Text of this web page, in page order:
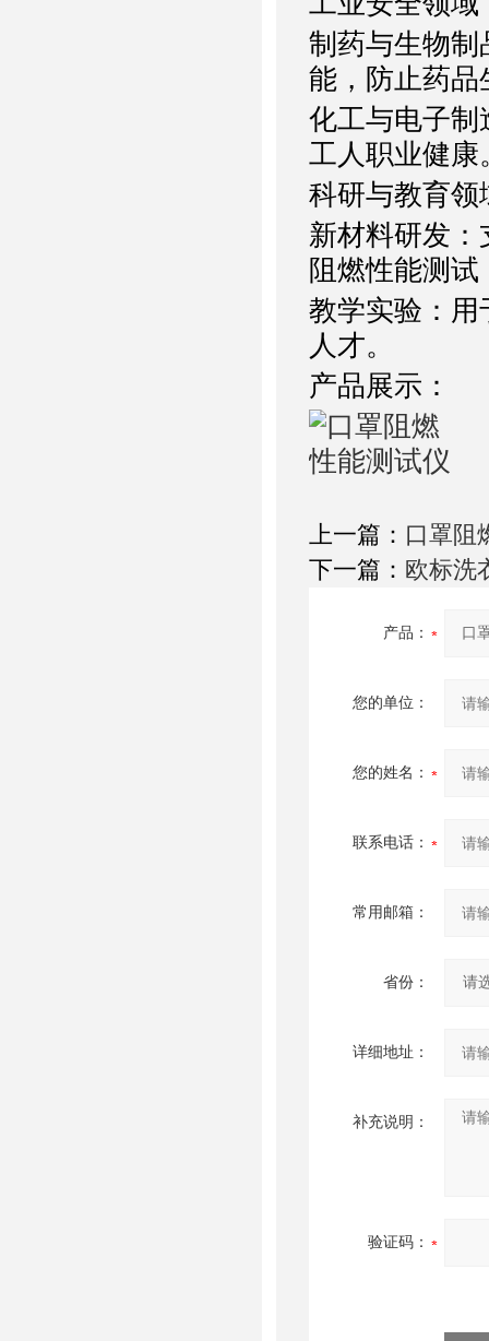
制药与生物制
能，防止药品
化工与电子制
工人职业健康
科研与教育领
新材料研发
阻燃性能测
教学实验：用
人才。
产品展示：
上一篇： 口罩阻
下一篇： 欧标洗
产品：
您的单位：
您的姓名：
联系电话：
常用邮箱：
省份：
详细地址：
补充说明：
验证码：